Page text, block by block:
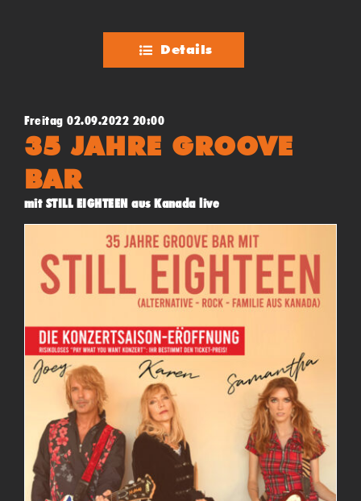
Details
Freitag 02.09.2022 20:00
35 JAHRE GROOVE
BAR
mit STILL EIGHTEEN aus Kanada live